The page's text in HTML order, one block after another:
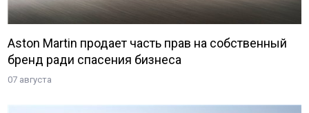
Aston Martin продает часть прав на собственный
бренд ради спасения бизнеса
07 августа